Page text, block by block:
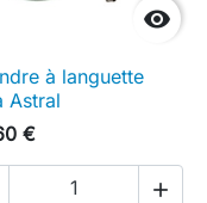

à languette
Astral
€
